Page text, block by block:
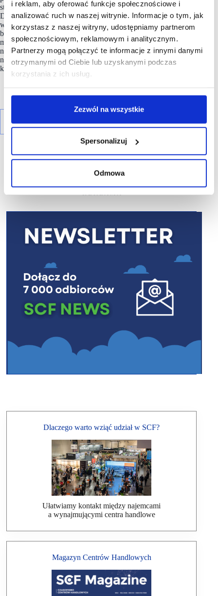
i reklam, aby oferować funkcje społecznościowe i
analizować ruch w naszej witrynie. Informacje o tym, jak
korzystasz z naszej witryny, udostępniamy partnerom
społecznościowym, reklamowym i analitycznym.
Partnerzy mogą połączyć te informacje z innymi danymi
otrzymanymi od Ciebie lub uzyskanymi podczas
korzystania z ich usług.
Zezwól na wszystkie
Spersonalizuj
Odmowa
stanowi istotne wzmocnienie obecności marki w regionie
Dolnego Śląska. Otwarcie pierwszej perfumeriiDOUGLAS
w mieście znacząco zwiększy dostępność oferty premium
beauty dla klientów lokalnych oraz mieszkańców okolicznych
miejscowości, jednocześnie wprowadzając do regionu
nowoczesny koncept zakupowy odpowiadający
na współczesne trendy rynku retail i oczekiwania
konsumentów.
Dlaczego warto wziąć udział w SCF?
Ułatwiamy kontakt między najemcami
a wynajmującymi centra handlowe
Magazyn Centrów Handlowych